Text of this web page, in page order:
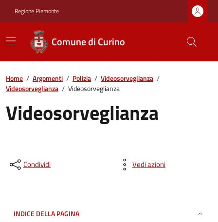
Regione Piemonte
Comune di Curino
Home / Argomenti / Polizia / Videosorveglianza /
Videosorveglianza / Videosorveglianza
Videosorveglianza
Condividi Vedi azioni
INDICE DELLA PAGINA